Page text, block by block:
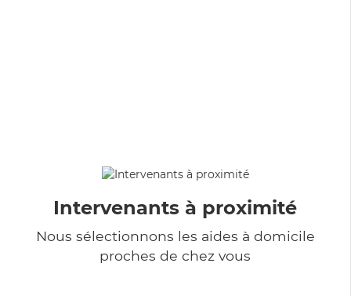
Intervenants à proximité
Nous sélectionnons les aides à domicile
proches de chez vous